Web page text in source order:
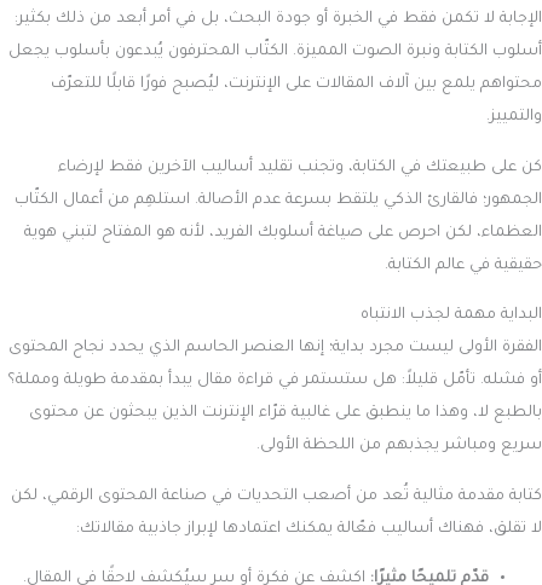
الإجابة لا تكمن فقط في الخبرة أو جودة البحث، بل في أمر أبعد من ذلك بكثير:
أسلوب الكتابة ونبرة الصوت المميزة. الكتّاب المحترفون يُبدعون بأسلوب يجعل
محتواهم يلمع بين آلاف المقالات على الإنترنت، ليُصبح فورًا قابلًا للتعرّف
والتمييز.
كن على طبيعتك في الكتابة، وتجنب تقليد أساليب الآخرين فقط لإرضاء
الجمهور؛ فالقارئ الذكي يلتقط بسرعة عدم الأصالة. استلهِم من أعمال الكتّاب
العظماء، لكن احرص على صياغة أسلوبك الفريد، لأنه هو المفتاح لتبني هوية
حقيقية في عالم الكتابة.
البداية مهمة لجذب الانتباه
الفقرة الأولى ليست مجرد بداية؛ إنها العنصر الحاسم الذي يحدد نجاح المحتوى
أو فشله. تأمّل قليلاً: هل ستستمر في قراءة مقال يبدأ بمقدمة طويلة ومملة؟
بالطبع لا، وهذا ما ينطبق على غالبية قرّاء الإنترنت الذين يبحثون عن محتوى
سريع ومباشر يجذبهم من اللحظة الأولى.
كتابة مقدمة مثالية تُعد من أصعب التحديات في صناعة المحتوى الرقمي، لكن
لا تقلق، فهناك أساليب فعّالة يمكنك اعتمادها لإبراز جاذبية مقالاتك:
قدّم تلميحًا مثيرًا: اكشف عن فكرة أو سر سيُكشف لاحقًا في المقال.